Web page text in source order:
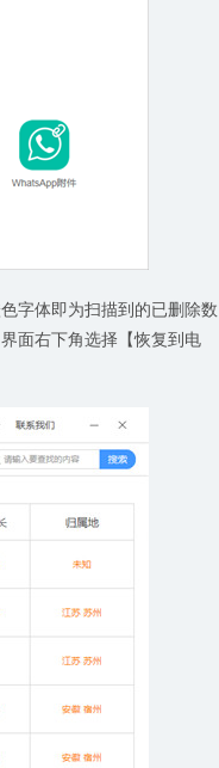
字体即为扫描到的已删除数
面右下角选择【恢复到电